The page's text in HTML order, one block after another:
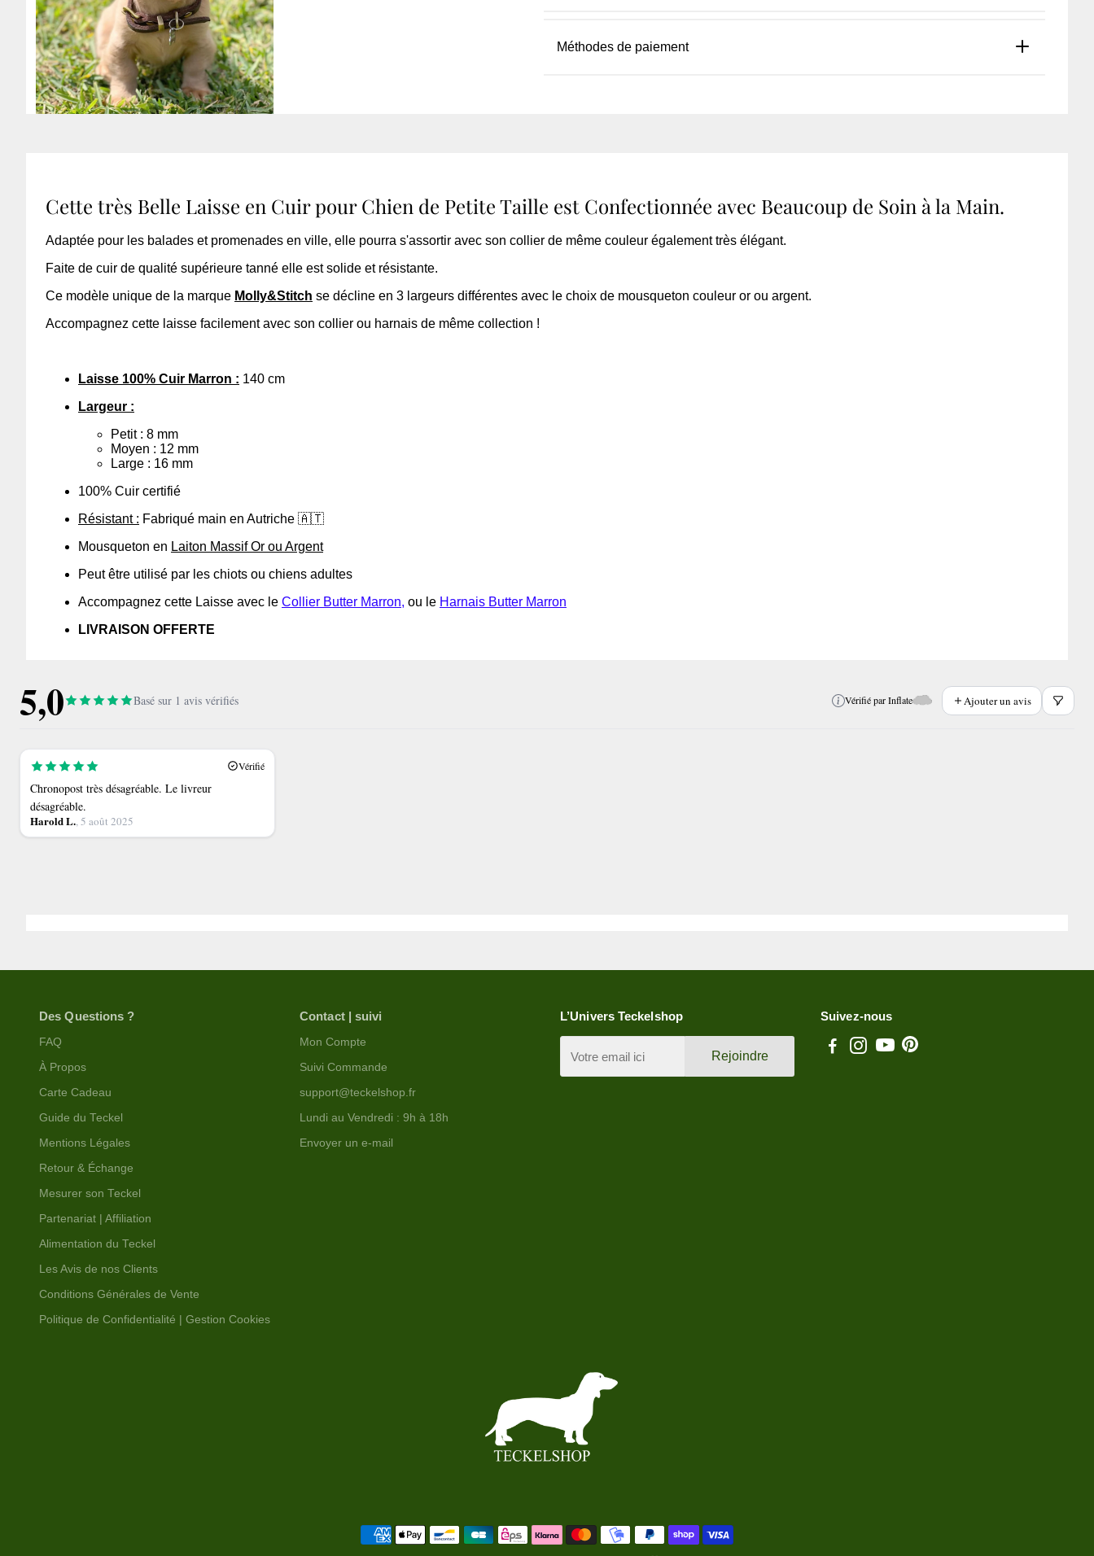
Méthodes de paiement
Cette très Belle Laisse en Cuir pour Chien de Petite Taille est Confectionnée avec Beaucoup de Soin à la Main.
Adaptée pour les balades et promenades en ville, elle pourra s'assortir avec son collier de même couleur également très élégant.
Faite de cuir de qualité supérieure tanné elle est solide et résistante.
Ce modèle unique de la marque Molly&Stitch se décline en 3 largeurs différentes avec le choix de mousqueton couleur or ou argent.
Accompagnez cette laisse facilement avec son collier ou harnais de même collection !
Laisse 100% Cuir Marron : 140 cm
Largeur :
Petit : 8 mm
Moyen : 12 mm
Large : 16 mm
100% Cuir certifié
Résistant : Fabriqué main en Autriche 🇦🇹
Mousqueton en Laiton Massif Or ou Argent
Peut être utilisé par les chiots ou chiens adultes
Accompagnez cette Laisse avec le Collier Butter Marron, ou le Harnais Butter Marron
LIVRAISON OFFERTE
5,0 Basé sur 1 avis vérifiés Vérifié par Inflate Ajouter un avis
Vérifié
Chronopost très désagréable. Le livreur
désagréable.
Harold L., 5 août 2025
Des Questions ?
FAQ
À Propos
Carte Cadeau
Guide du Teckel
Mentions Légales
Retour & Échange
Mesurer son Teckel
Partenariat | Affiliation
Alimentation du Teckel
Les Avis de nos Clients
Conditions Générales de Vente
Politique de Confidentialité | Gestion Cookies
Contact | suivi
Mon Compte
Suivi Commande
support@teckelshop.fr
Lundi au Vendredi : 9h à 18h
Envoyer un e-mail
L’Univers Teckelshop
Rejoindre
Suivez-nous